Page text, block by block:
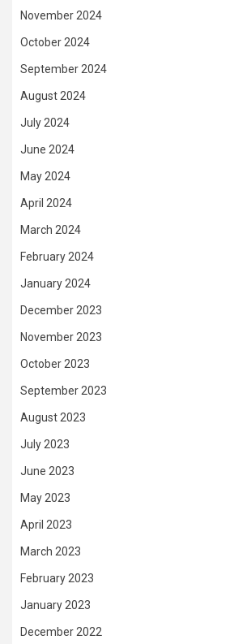
November 2024
October 2024
September 2024
August 2024
July 2024
June 2024
May 2024
April 2024
March 2024
February 2024
January 2024
December 2023
November 2023
October 2023
September 2023
August 2023
July 2023
June 2023
May 2023
April 2023
March 2023
February 2023
January 2023
December 2022